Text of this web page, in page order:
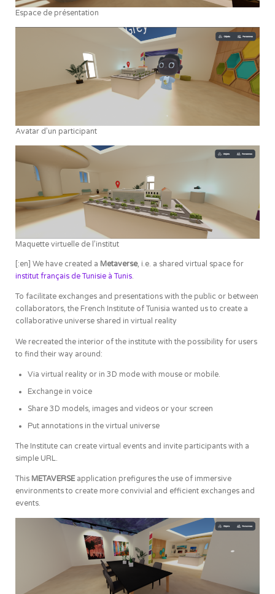
Espace de présentation
Avatar d’un participant
Maquette virtuelle de l’institut
[:en] We have created a Metaverse, i.e. a shared virtual space for
institut français de Tunisie à Tunis.
To facilitate exchanges and presentations with the public or between
collaborators, the French Institute of Tunisia wanted us to create a
collaborative universe shared in virtual reality
We recreated the interior of the institute with the possibility for users
to find their way around:
Via virtual reality or in 3D mode with mouse or mobile.
Exchange in voice
Share 3D models, images and videos or your screen
Put annotations in the virtual universe
The Institute can create virtual events and invite participants with a
simple URL.
This METAVERSEapplication prefigures the use of immersive
environments to create more convivial and efficient exchanges and
events.